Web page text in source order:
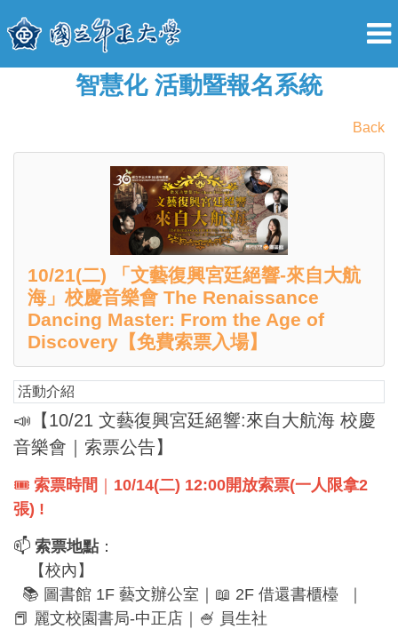
智慧化 活動暨報名系統
Back
10/21(二) 「文藝復興宮廷絕響-來自大航
海」校慶音樂會 The Renaissance
Dancing Master: From the Age of
Discovery【免費索票入場】
活動介紹
📣【10/21 文藝復興宮廷絕響:來自大航海 校慶
音樂會｜索票公告】
🎟️ 索票時間 10/14(二) 12:00開放索票(一人限拿2
張) !
📫 索票地點：
【校內】
📚 圖書館 1F 藝文辦公室｜📖 2F 借還書櫃檯 ​ ｜
📕 麗文校園書局-中正店｜🍧 員生社